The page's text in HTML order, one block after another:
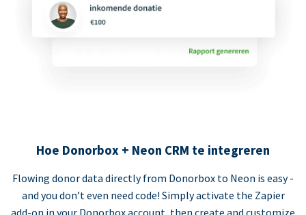
Hoe Donorbox + Neon CRM te integreren
Flowing donor data directly from Donorbox to Neon is easy -
and you don’t even need code! Simply activate the Zapier
add-on in your Donorbox account, then create and customize